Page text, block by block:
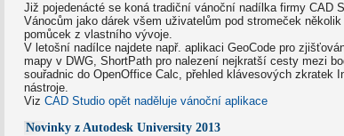
Již pojedenácté se koná tradiční vánoční nadílka firmy CAD
Vánocům jako dárek všem uživatelům pod stromeček
pomůcek z vlastního vývoje.
V letošní nadílce najdete např. aplikaci GeoCode pro
mapy v DWG, ShortPath pro nalezení nejkratší cesty mezi
souřadnic do OpenOffice Calc, přehled klávesových zkratek
nástroje.
Viz CAD Studio opět naděluje vánoční aplikace
Novinky z Autodesk University 2013